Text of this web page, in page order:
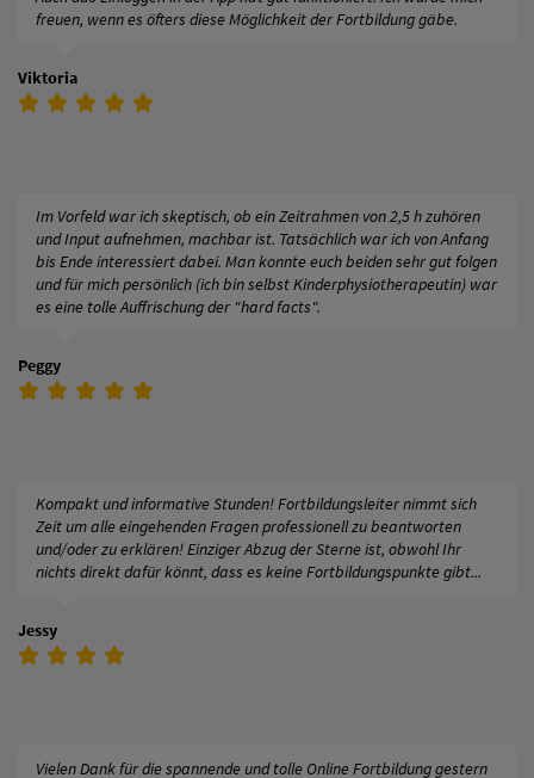
freuen, wenn es öfters diese Möglichkeit der Fortbildung gäbe.
Viktoria
Im Vorfeld war ich skeptisch, ob ein Zeitrahmen von 2,5 h zuhören
und Input aufnehmen, machbar ist. Tatsächlich war ich von Anfang
bis Ende interessiert dabei. Man konnte euch beiden sehr gut folgen
und für mich persönlich (ich bin selbst Kinderphysiotherapeutin) war
es eine tolle Auffrischung der "hard facts".
Peggy
Kompakt und informative Stunden! Fortbildungsleiter nimmt sich
Zeit um alle eingehenden Fragen professionell zu beantworten
und/oder zu erklären! Einziger Abzug der Sterne ist, obwohl Ihr
nichts direkt dafür könnt, dass es keine Fortbildungspunkte gibt...
Jessy
Vielen Dank für die spannende und tolle Online Fortbildung gestern